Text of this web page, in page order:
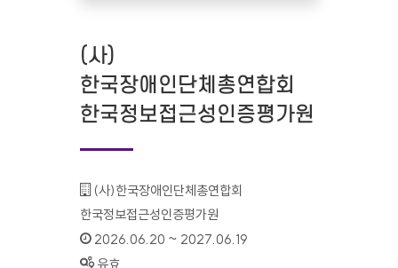
(사)
한국장애인단체총연합회
한국정보접근성인증평가원
기관명 :
(사)한국장애인단체총연합회
한국정보접근성인증평가원
인증기간 :
2026.06.20 ~ 2027.06.19
상태 :
유효